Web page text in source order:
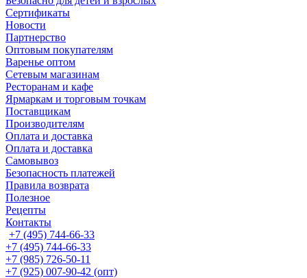
Сертификаты
Новости
Партнерство
Оптовым покупателям
Варенье оптом
Сетевым магазинам
Ресторанам и кафе
Ярмаркам и торговым точкам
Поставщикам
Производителям
Оплата и доставка
Оплата и доставка
Самовывоз
Безопасность платежей
Правила возврата
Полезное
Рецепты
Контакты
+7 (495) 744-66-33
+7 (495) 744-66-33
+7 (985) 726-50-11
+7 (925) 007-90-42 (опт)